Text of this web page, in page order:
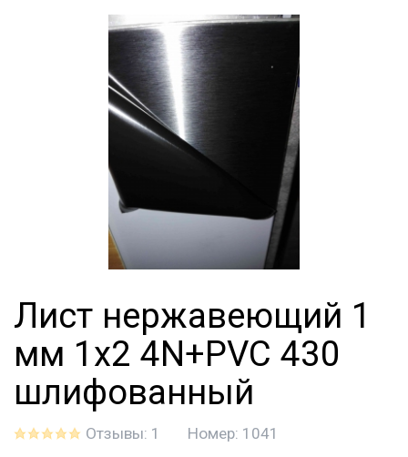
Лист нержавеющий 1
мм 1х2 4N+PVC 430
шлифованный
Отзывы: 1 Номер: 1041